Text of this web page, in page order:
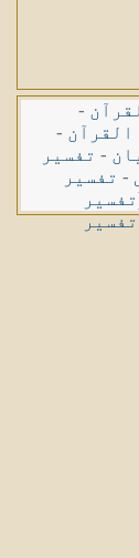
-
القرآن -
- تفسیر
- تفسیر